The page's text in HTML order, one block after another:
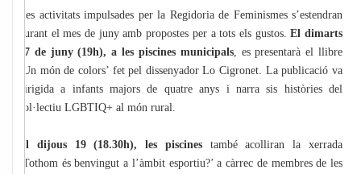
Les activitats impulsades per la Regidoria de Feminismes s’estendran
durant el mes de juny amb propostes per a tots els gustos.El dimarts
17 de juny (19h), a les piscines municipals, es presentarà el llibre
‘Un món de colors’ fet pel dissenyador Lo Cigronet. La publicació va
dirigida a infants majors de quatre anys i narra sis històries del
col·lectiu LGBTIQ+ al món rural.
El dijous 19 (18.30h), les piscinestambé acolliran la xerrada
‘Tothom és benvingut a l’àmbit esportiu?’ a càrrec de membres de les